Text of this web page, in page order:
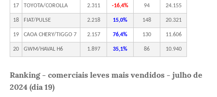
17 TOYOTA/COROLLA 2.311 -16,4% 94 24.155
18 FIAT/PULSE 2.218 15,0% 148 20.321
19 CAOA CHERY/TIGGO 7 2.157 76,4% 130 11.606
20 GWM/HAVAL H6 1.897 35,1% 86 10.940
Ranking - comerciais leves mais vendidos - julho de
2024 (dia 19)